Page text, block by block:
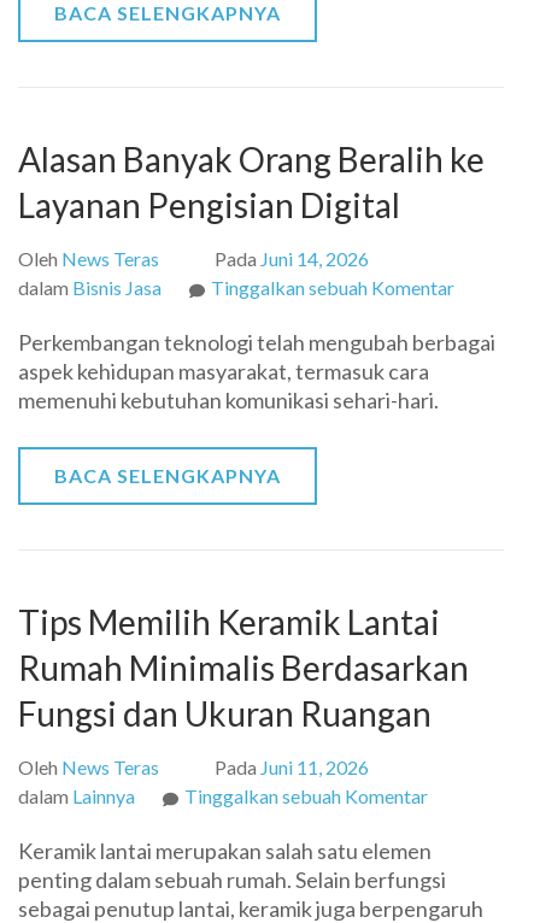
BACA SELENGKAPNYA
Alasan Banyak Orang Beralih ke
Layanan Pengisian Digital
Oleh News Teras Pada Juni 14, 2026
dalam Bisnis Jasa Tinggalkan sebuah Komentarpada
Banyak
Perkembangan teknologi telah mengubah berbagai
aspek kehidupan masyarakat, termasuk cara
memenuhi kebutuhan komunikasi sehari-hari.
BACA SELENGKAPNYA
Tips Memilih Keramik Lantai
Rumah Minimalis Berdasarkan
Fungsi dan Ukuran Ruangan
Oleh News Teras Pada Juni 11, 2026
dalam Lainnya Tinggalkan sebuah Komentarpada
Memilih
Keramik
Lantai
Keramik lantai merupakan salah satu elemen
penting dalam sebuah rumah. Selain berfungsi
sebagai penutup lantai, keramik juga berpengaruh